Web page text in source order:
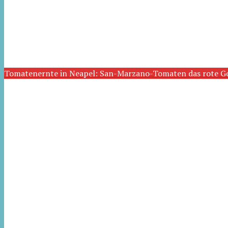
Tomatenernte in Neapel: San-Marzano-Tomaten das rote